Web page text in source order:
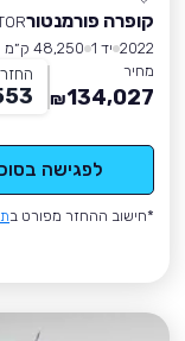
קופרה פורמנטור
2022 יד 1
48,250 ק״מ
מחיר
134,027
₪
לפגישה
*חישוב ההחזר מפורט ב